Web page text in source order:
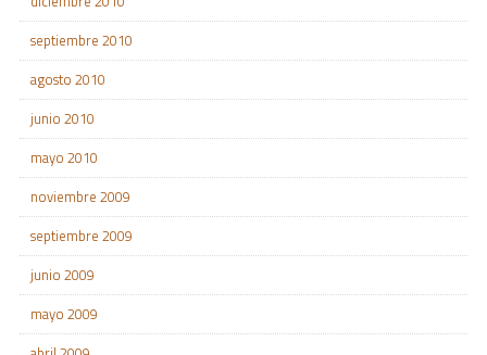
septiembre 2010
agosto 2010
junio 2010
mayo 2010
noviembre 2009
septiembre 2009
junio 2009
mayo 2009